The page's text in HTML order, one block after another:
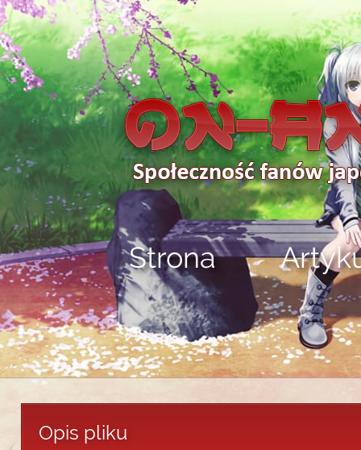
Strona
Opis pliku